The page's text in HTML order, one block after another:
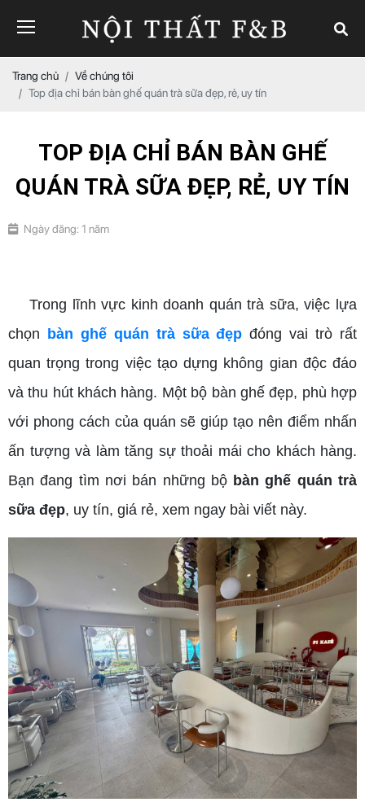
Trang chủ
Về chúng tôi
Top địa chỉ bán bàn ghế quán trà sữa đẹp, rẻ, uy tín
TOP ĐỊA CHỈ BÁN BÀN GHẾ
QUÁN TRÀ SỮA ĐẸP, RẺ, UY TÍN
Ngày đăng: 1 năm
Trong lĩnh vực kinh doanh quán trà sữa, việc lựa
chọn
bàn ghế quán trà sữa đẹp đóng vai trò rất
quan trọng trong việc tạo dựng không gian độc đáo
và thu hút khách hàng. Một bộ bàn ghế đẹp, phù hợp
với phong cách của quán sẽ giúp tạo nên điểm nhấn
ấn tượng và làm tăng sự thoải mái cho khách hàng.
Bạn đang tìm nơi bán những bộ bàn ghế quán trà
sữa đẹp, uy tín, giá rẻ, xem ngay bài viết này.